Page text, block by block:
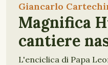
Giancarlo
Magnifica
cantiere
L'enciclica di Papa